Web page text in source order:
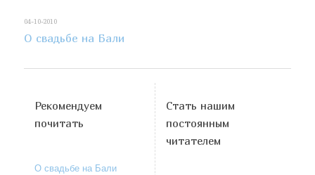
04-10-2010
О свадьбе на Бали
Рекомендуем
почитать
О свадьбе на Бали
Стать нашим
постоянным
читателем